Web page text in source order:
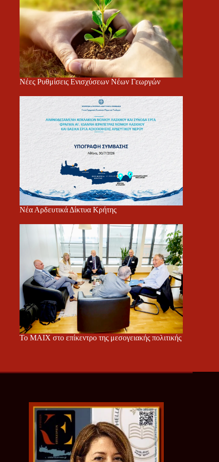
Νέες Ρυθμίσεις Ενισχύσεων Νέων Γεωργών
Νέα Αρδευτικά Δίκτυα Κρήτης
Το ΜΑΙΧ στο επίκεντρο της μεσογειακής πολιτικής